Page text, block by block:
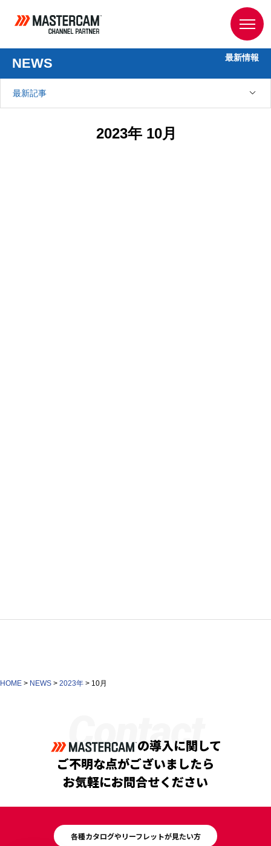
NEWS 最新情報
最新記事
2023年 10月
HOME > NEWS > 2023年 > 10月
Contact
の導入に関して
ご不明な点がございましたら
お気軽にお問合せください
各種カタログやリーフレットが見たい方